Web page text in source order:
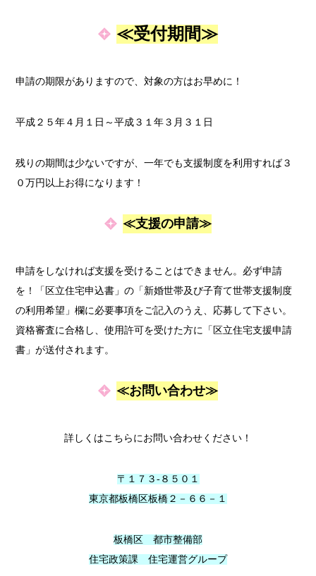
≪受付期間≫
申請の期限がありますので、対象の方はお早めに！
平成２５年４月１日～平成３１年３月３１日
残りの期間は少ないですが、一年でも支援制度を利用すれば３
０万円以上お得になります！
≪支援の申請≫
申請をしなければ支援を受けることはできません。必ず申請
を！「区立住宅申込書」の「新婚世帯及び子育て世帯支援制度
の利用希望」欄に必要事項をご記入のうえ、応募して下さい。
資格審査に合格し、使用許可を受けた方に「区立住宅支援申請
書」が送付されます。
≪お問い合わせ≫
詳しくはこちらにお問い合わせください！
〒１７３-８５０１
東京都板橋区板橋２－６６－１
板橋区 都市整備部
住宅政策課 住宅運営グループ